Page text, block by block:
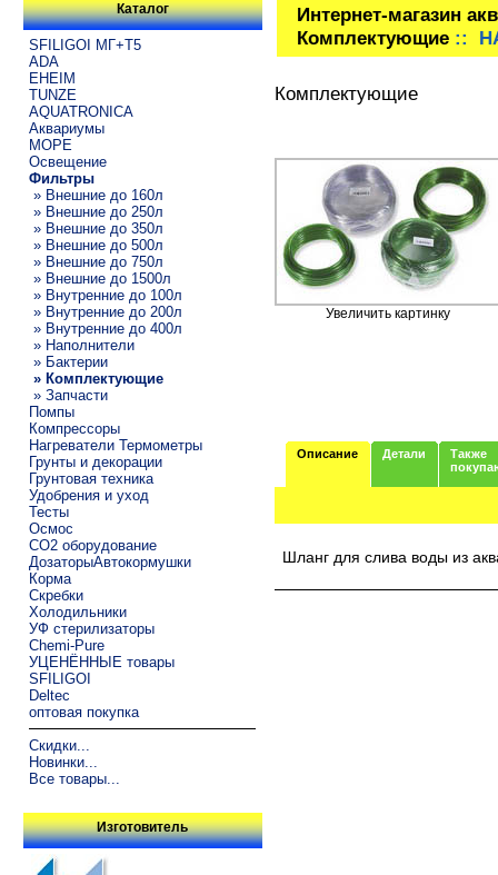
Каталог
SFILIGOI МГ+Т5
ADA
EHEIM
TUNZE
AQUATRONICA
Аквариумы
МОРЕ
Освещение
Фильтры
» Внешние до 160л
» Внешние до 250л
» Внешние до 350л
» Внешние до 500л
» Внешние до 750л
» Внешние до 1500л
» Внутренние до 100л
» Внутренние до 200л
» Внутренние до 400л
» Наполнители
» Бактерии
» Комплектующие
» Запчасти
Помпы
Компрессоры
Нагреватели Термометры
Грунты и декорации
Грунтовая техника
Удобрения и уход
Тесты
Осмос
CO2 оборудование
ДозаторыАвтокормушки
Корма
Скребки
Холодильники
УФ стерилизаторы
Chemi-Pure
УЦЕНЁННЫЕ товары
SFILIGOI
Deltec
оптовая покупка
Скидки...
Новинки...
Все товары...
Изготовитель
Интернет-магазин
Комплектующие::
Комплектующие
Увеличить картинку
Описание Детали
Также
Шланг для слива воды из